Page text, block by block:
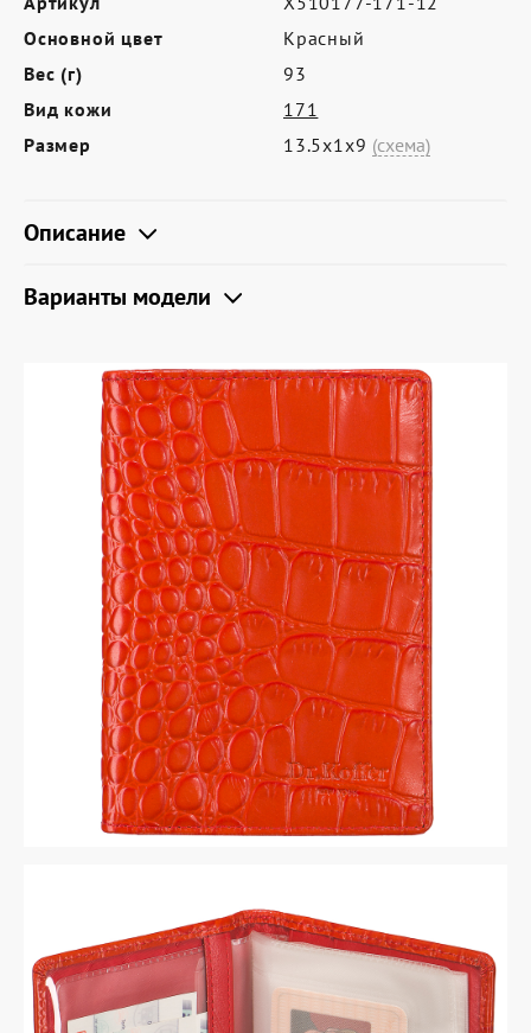
Партнерам
Контакты
Программа лояльности
данных
Основной цвет
Красный
Вес (г)
93
Вид кожи
171
Размер
13.5х1х9 (схема)
Описание
Варианты модели